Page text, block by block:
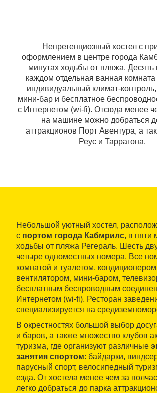
Непретенциозный хостел с
оформлением в центре города
минутах ходьбы от пляжа. Десять
каждом отдельная ванная комната
индивидуальный климат-
мини-бар и бесплатное
с Интернетом (wi-fi). Отсюда менее
на машине можно добраться
аттракционов Порт Авентура, а
Реус и Таррагона.
Небольшой уютный хостел,
с портом города Кабмрилс, в пяти
ходьбы от пляжа Регераль. Шесть
четыре одноместных номера. Все
комнатой и туалетом,
вентилятором, мини-баром,
бесплатным беспроводным
Интернетом (wi-fi). Ресторан
специализируется на
В окрестностях большой выбор
и баров, а также множество клубов
туризма, где организуют различные
занятия спортом: байдарки,
парусный спорт, велосипедный
езда. От хостела менее чем за
легко добраться до парка